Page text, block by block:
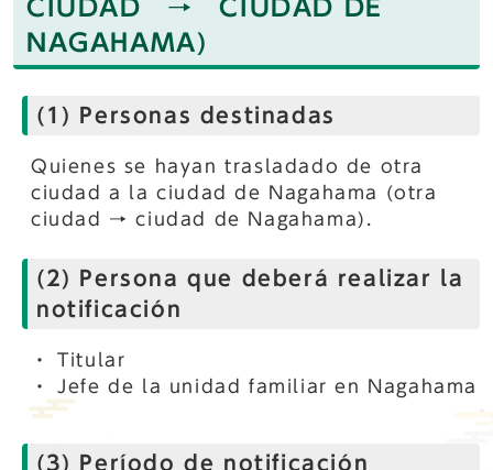
CIUDAD → CIUDAD DE
NAGAHAMA)
(1) Personas destinadas
Quienes se hayan trasladado de otra
ciudad a la ciudad de Nagahama (otra
ciudad → ciudad de Nagahama).
(2) Persona que deberá realizar la
notificación
・ Titular
・ Jefe de la unidad familiar en Nagahama
(3) Período de notificación